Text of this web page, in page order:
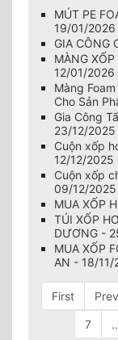
MÚT PE
19/01/2026
GIA CÔNG
MÀNG
12/01/2026
Màng
Cho Sản
Gia Công
23/12/2025
Cuộn xốp
12/12/2025
Cuộn xốp
09/12/2025
MUA XỐP
TÚI XỐP
DƯƠNG -
MUA XỐP
AN - 18/11/
First Prev
7